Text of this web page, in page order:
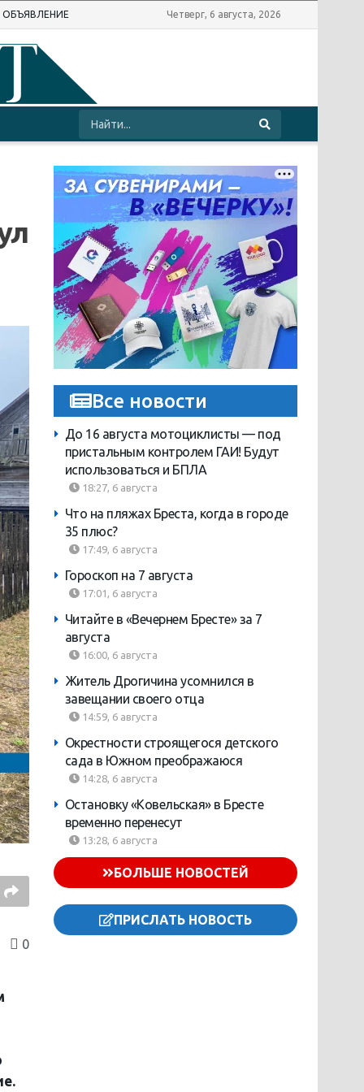
ОБЪЯВЛЕНИЕ Четверг, 6 августа, 2026
0
Все новости
До 16 августа мотоциклисты — под
пристальным контролем ГАИ! Будут
использоваться и БПЛА
18:27, 6 августа
Что на пляжах Бреста, когда в городе
35 плюс?
17:49, 6 августа
Гороскоп на 7 августа
17:01, 6 августа
Читайте в «Вечернем Бресте» за 7
августа
16:00, 6 августа
Житель Дрогичина усомнился в
завещании своего отца
14:59, 6 августа
Окрестности строящегося детского
сада в Южном преображаюся
14:28, 6 августа
Остановку «Ковельская» в Бресте
временно перенесут
13:28, 6 августа
БОЛЬШЕ НОВОСТЕЙ
ПРИСЛАТЬ НОВОСТЬ